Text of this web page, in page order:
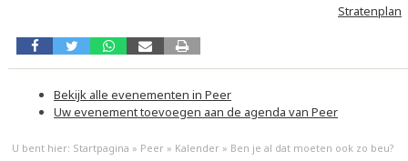
Stratenplan
Bekijk alle evenementen in Peer
Uw evenement toevoegen aan de agenda van Peer
U bent hier: Startpagina » Peer » Kalender » Ben je al dat moeten ook zo beu?